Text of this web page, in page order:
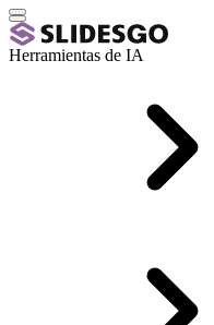
Herramientas de IA